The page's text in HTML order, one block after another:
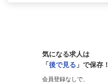
気になる求人は
「後で見る 」で保存！
会員登録なしで、